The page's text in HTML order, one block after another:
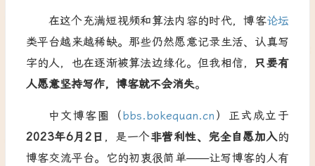
在这个充满短视频和算法内容的时代，博客论坛
类平台越来越稀缺。那些仍然愿意记录生活、认真写
字的人，也在逐渐被算法边缘化。但我相信， 只要有
人愿意坚持写作，博客就不会消失。
中文博客圈（bbs.bokequan.cn ）正式成立于
2023年6月2日 ，是一个非营利性、完全自愿加入的
博客交流平台。它的初衷很简单——让写博客的人有